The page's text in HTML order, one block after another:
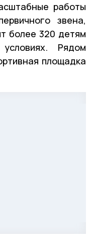
работы
звена,
более 320 детям
Рядом
площадка